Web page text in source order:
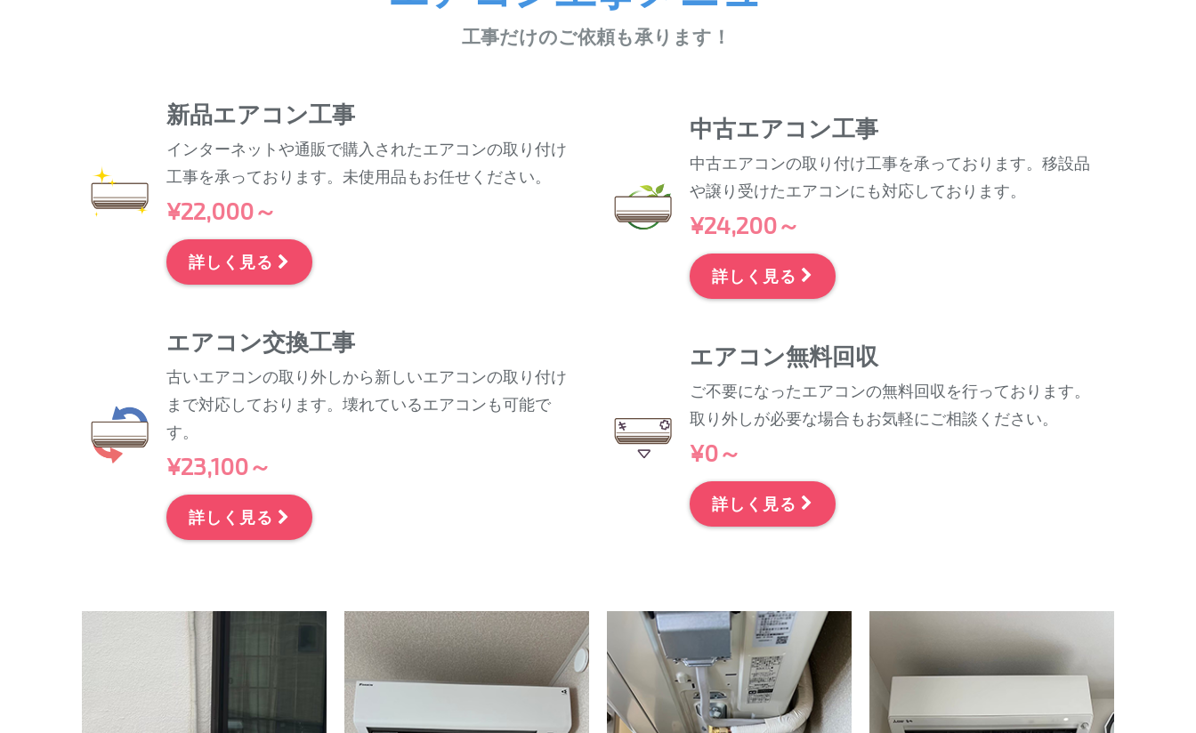
工事だけのご依頼も承ります！
新品エアコン工事
インターネットや通販で購入されたエアコンの取り付け
工事を承っております。未使用品もお任せください。
¥22,000～
詳しく見る
エアコン交換工事
古いエアコンの取り外しから新しいエアコンの取り付け
まで対応しております。壊れているエアコンも可能で
す。
¥23,100～
詳しく見る
中古エアコン工事
中古エアコンの取り付け工事を承っております。移設品
や譲り受けたエアコンにも対応しております。
¥24,200～
詳しく見る
エアコン無料回収
ご不要になったエアコンの無料回収を行っております。
取り外しが必要な場合もお気軽にご相談ください。
¥0～
詳しく見る